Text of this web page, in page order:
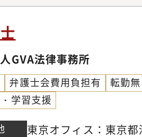
円）、産休・育休制度
法務（30％）・社内
GVA法律事務所
弁護士会費用負担有
転勤無
学習支援
東京オフィス：東京